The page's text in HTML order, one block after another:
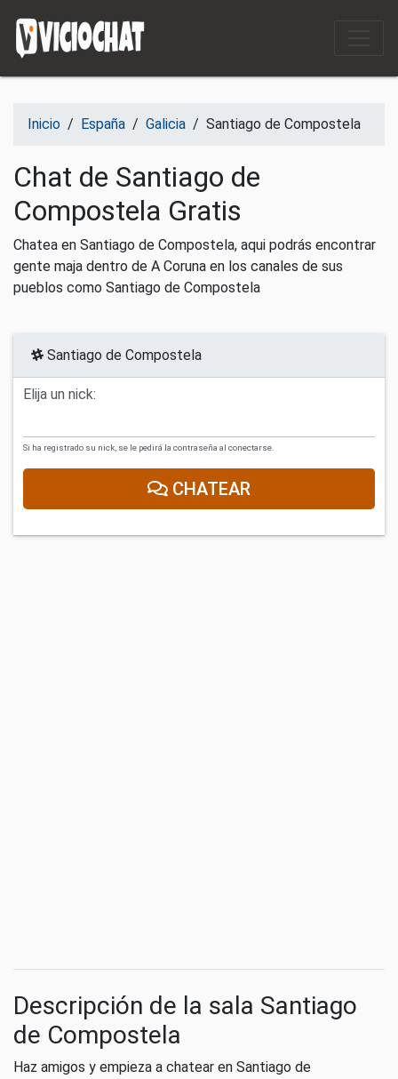
Inicio / España / Galicia / Santiago de Compostela
Chat de Santiago de
Compostela Gratis
Chatea en Santiago de Compostela, aqui podrás encontrar
gente maja dentro de A Coruna en los canales de sus
pueblos como Santiago de Compostela
Santiago de Compostela
Elija un nick:
Si ha registrado su nick, se le pedirá la contraseña al conectarse.
CHATEAR
Descripción de la sala Santiago
de Compostela
Haz amigos y empieza a chatear en Santiago de